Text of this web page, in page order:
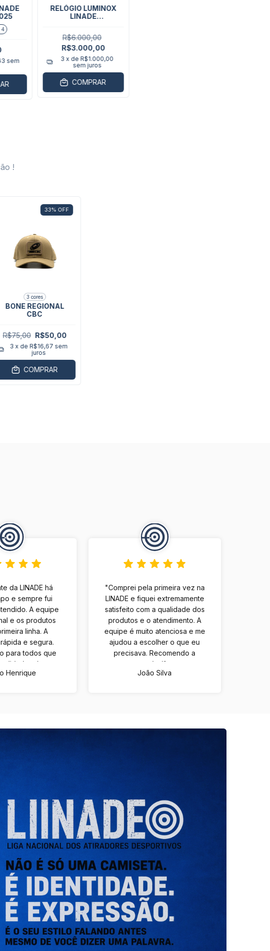
4
sem
RELÓGIO LUMINOX
LINADE
MM (EDIÇÃO
LIMITADA)
R$6.000,00
R$3.000,00
3 x de R$1.000,00
sem juros
COMPRAR
!
33% OFF
3 cores
BONE REGIONAL
CBC
R$75,00 R$50,00
3 x de R$16,67 sem
juros
COMPRAR
da LINADE há
e sempre fui
A equipe
e os produtos
linha. A
e segura.
para todos que
e bom
Henrique
"Comprei pela primeira vez na
LINADE e fiquei extremamente
satisfeito com a qualidade dos
produtos e o atendimento. A
equipe é muito atenciosa e me
ajudou a escolher o que eu
precisava. Recomendo a
todos!"
João Silva